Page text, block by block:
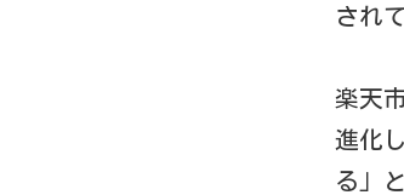
され
楽天
進化
る」